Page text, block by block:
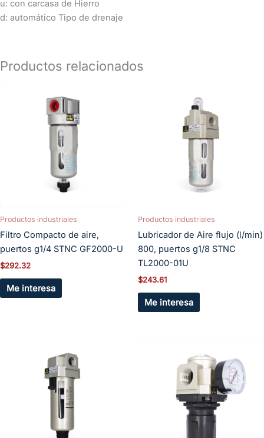
u: con carcasa de Hierro
d: automático Tipo de drenaje
Productos relacionados
Productos industriales
Filtro Compacto de aire,
puertos g1/4 STNC GF2000-U
$292.32
Me interesa
Productos industriales
Lubricador de Aire flujo (l/min)
800, puertos g1/8 STNC
TL2000-01U
$243.61
Me interesa